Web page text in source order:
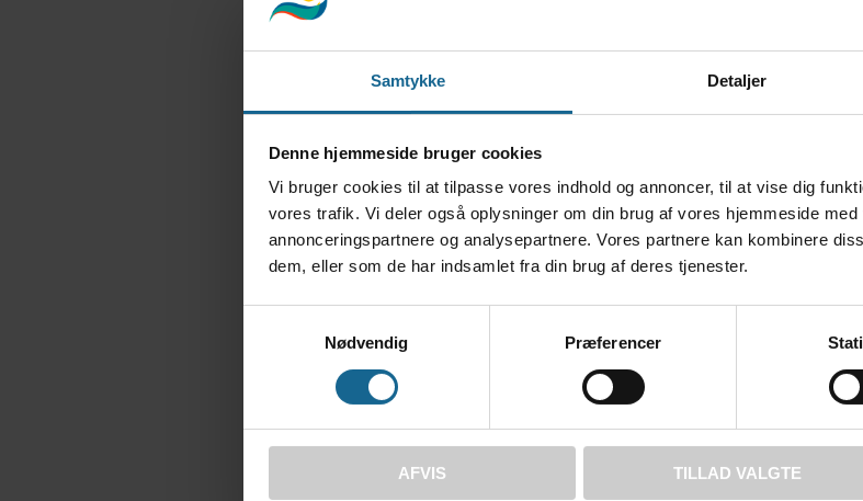
Samtykke Detaljer
Denne hjemmeside bruger cookies
Vi bruger cookies til at tilpasse vores indhold og annoncer, til at vise dig
vores trafik. Vi deler også oplysninger om din brug af vores hjemmeside
annonceringspartnere og analysepartnere. Vores partnere kan kombinere
dem, eller som de har indsamlet fra din brug af deres tjenester.
Nødvendig
Præferencer
AFVIS TILLAD VALGTE